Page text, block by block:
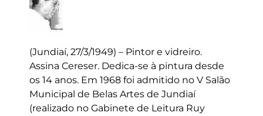
(Jundiaí, 27/3/1949) – Pintor e vidreiro.
Assina Cereser. Dedica-se à pintura desde
os 14 anos. Em 1968 foi admitido no V Salão
Municipal de Belas Artes de Jundiaí
(realizado no Gabinete de Leitura Ruy